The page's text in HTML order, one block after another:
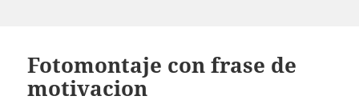
Fotomontaje con frase de
motivacion